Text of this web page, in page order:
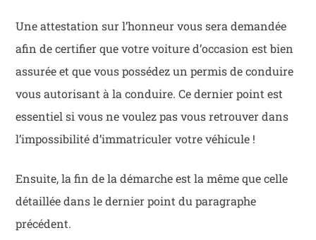
Une attestation sur l’honneur vous sera demandée
afin de certifier que votre voiture d’occasion est bien
assurée et que vous possédez un permis de conduire
vous autorisant à la conduire. Ce dernier point est
essentiel si vous ne voulez pas vous retrouver dans
l’impossibilité d’immatriculer votre véhicule !
Ensuite, la fin de la démarche est la même que celle
détaillée dans le dernier point du paragraphe
précédent.